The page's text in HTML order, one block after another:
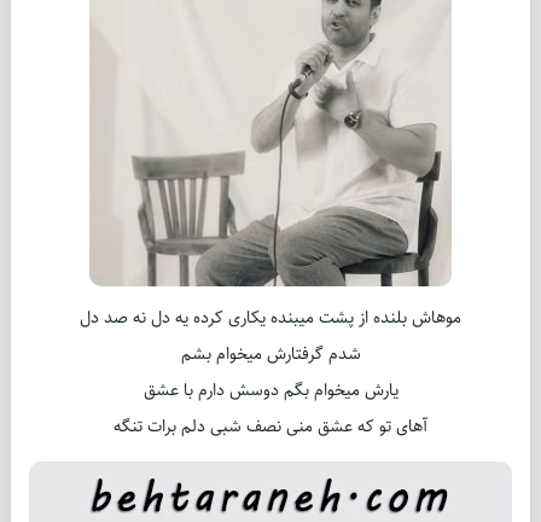
موهاش بلنده از پشت میبنده یکاری کرده یه دل نه صد دل
یارش میخوام بگم دوسش دارم با عشق